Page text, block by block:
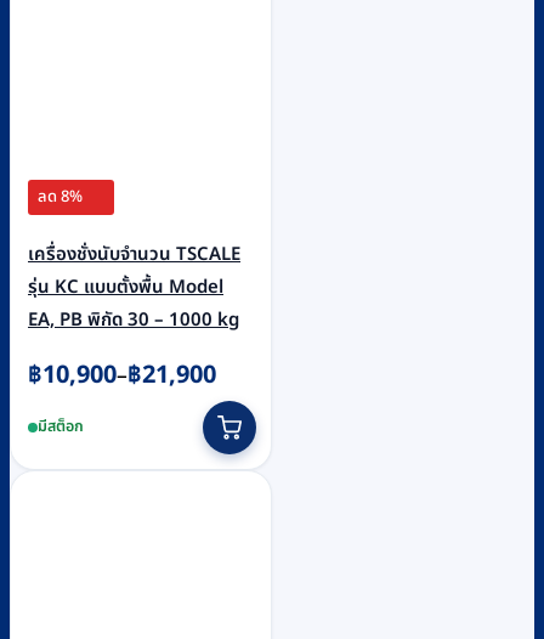
ลด 8%
เครื่องชั่งนับจำนวน TSCALE
รุ่น KC แบบตั้งพื้น Model
EA, PB พิกัด 30 – 1000 kg
฿10,900–฿21,900
Price
฿10,900
through
มีสต็อก
product
has